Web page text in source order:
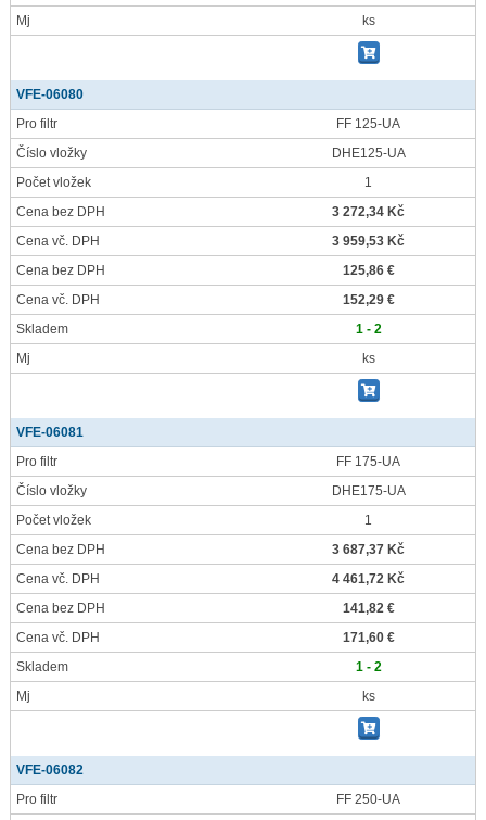
Mj
ks
VFE-06080
Pro filtr
FF 125-UA
Číslo vložky
DHE125-UA
Počet vložek
1
Cena bez DPH
3 272,34 Kč
Cena vč. DPH
3 959,53 Kč
Cena bez DPH
125,86 €
Cena vč. DPH
152,29 €
Skladem
1 - 2
Mj
ks
VFE-06081
Pro filtr
FF 175-UA
Číslo vložky
DHE175-UA
Počet vložek
1
Cena bez DPH
3 687,37 Kč
Cena vč. DPH
4 461,72 Kč
Cena bez DPH
141,82 €
Cena vč. DPH
171,60 €
Skladem
1 - 2
Mj
ks
VFE-06082
Pro filtr
FF 250-UA